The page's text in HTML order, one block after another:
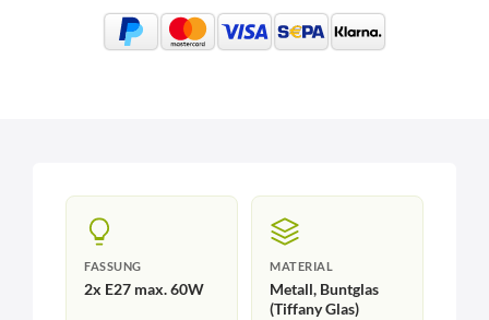
FASSUNG
2x E27 max. 60W
MATERIAL
Metall, Buntglas
(Tiffany Glas)